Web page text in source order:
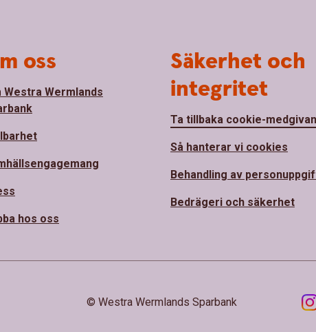
oss
Westra Wermlands
hos oss
Säkerhet och
integritet
Ta tillbaka cookie-
Så hanterar vi cookies
Behandling av
Bedrägeri och säkerhet
© Westra Wermlands Sparbank